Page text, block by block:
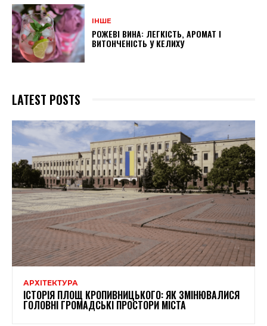
ІНШЕ
РОЖЕВІ ВИНА: ЛЕГКІСТЬ, АРОМАТ І
ВИТОНЧЕНІСТЬ У КЕЛИХУ
LATEST POSTS
АРХІТЕКТУРА
ІСТОРІЯ ПЛОЩ КРОПИВНИЦЬКОГО: ЯК ЗМІНЮВАЛИСЯ
ГОЛОВНІ ГРОМАДСЬКІ ПРОСТОРИ МІСТА